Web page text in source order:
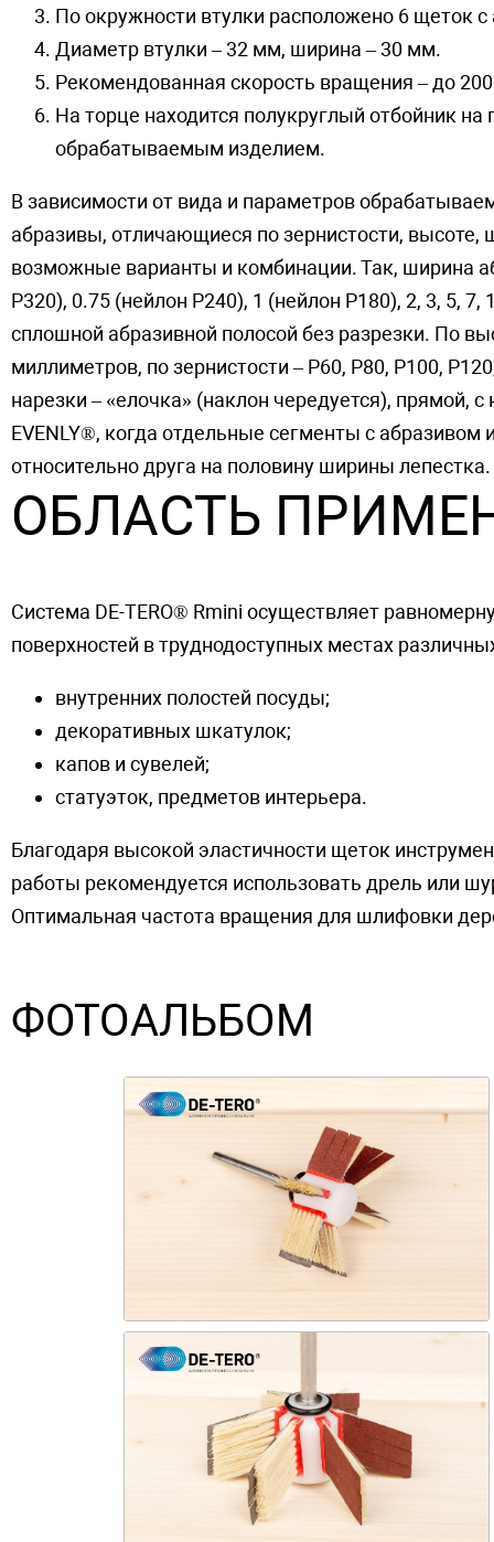
По окружности втулки расположено 6 щеток
Диаметр втулки – 32 мм, ширина – 30 мм.
Рекомендованная скорость вращения – до
На торце находится полукруглый отбойник
обрабатываемым изделием.
В зависимости от вида и параметров
абразивы, отличающиеся по зернистости,
возможные варианты и комбинации. Так, ширина
Р320), 0.75 (нейлон Р240), 1 (нейлон Р180), 2, 3, 5,
сплошной абразивной полосой без разрезки. По
миллиметров, по зернистости – Р60, Р80, Р100,
нарезки – «елочка» (наклон чередуется), прямой,
EVENLY®, когда отдельные сегменты с
относительно друга на половину ширины лепестка.
ОБЛАСТЬ
Система DE-TERO® Rmini осуществляет
поверхностей в труднодоступных местах
внутренних полостей посуды;
декоративных шкатулок;
капов и сувелей;
статуэток, предметов интерьера.
Благодаря высокой эластичности щеток
работы рекомендуется использовать дрель или
Оптимальная частота вращения для шлифовки
ФОТОАЛЬБОМ